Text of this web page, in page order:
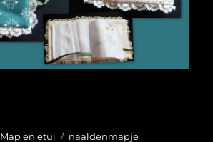
Categorieën
Map en etui Tags
naaldenmapje